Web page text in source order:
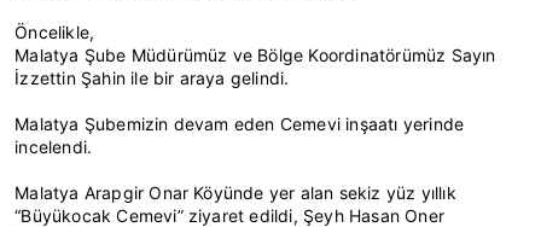
Öncelikle,
Malatya Şube Müdürümüz ve Bölge Koordinatörümüz Sayın
İzzettin Şahin ile bir araya gelindi.
Malatya Şubemizin devam eden Cemevi inşaatı yerinde
incelendi.
Malatya Arapgir Onar Köyünde yer alan sekiz yüz yıllık
“Büyükocak Cemevi” ziyaret edildi, Şeyh Hasan Oner